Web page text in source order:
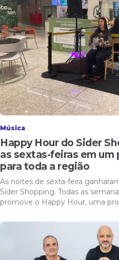
Música
Happy Hour do Sider
as sextas-feiras em
para toda a região
As noites de sexta-feira
Sider Shopping. Todas as
promove o Happy Hour, uma